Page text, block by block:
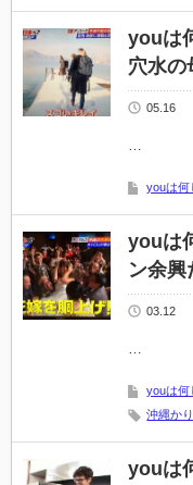
youは
穴水の
05.16
…
youは何
youは
ン余興
03.12
…
youは何
沖縄か
youは